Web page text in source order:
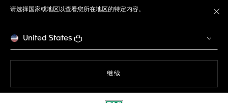
请选择国家或地区以查看您所在地区的特定内容。
United States
继续